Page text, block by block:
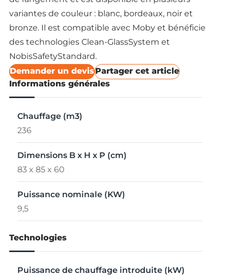
variantes de couleur : blanc, bordeaux, noir et
bronze. Il est compatible avec Moby et bénéficie
des technologies Clean-GlassSystem et
NobisSafetyStandard.
Demander un devisPartager cet article
Informations générales
Chauffage (m3)
236
Dimensions B x H x P (cm)
83 x 85 x 60
Puissance nominale (KW)
9,5
Technologies
Puissance de chauffage introduite (kW)